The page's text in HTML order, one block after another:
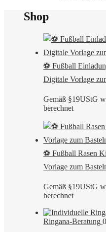
Shop
⚽ Fußball
Digitale Vorlage
Gemäß §19UStG
berechnet
⚽ Fußball Rasen
Vorlage zum
Gemäß §19UStG
berechnet
Ringana-Beratung